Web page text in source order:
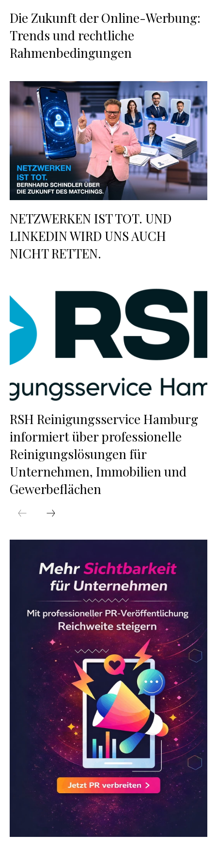
Die Zukunft der Online-Werbung:
Trends und rechtliche
Rahmenbedingungen
NETZWERKEN IST TOT. UND
LINKEDIN WIRD UNS AUCH
NICHT RETTEN.
RSH Reinigungsservice Hamburg
informiert über professionelle
Reinigungslösungen für
Unternehmen, Immobilien und
Gewerbeflächen